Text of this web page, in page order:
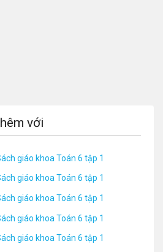
với
giáo khoa Toán 6 tập 1
giáo khoa Toán 6 tập 1
giáo khoa Toán 6 tập 1
giáo khoa Toán 6 tập 1
giáo khoa Toán 6 tập 1